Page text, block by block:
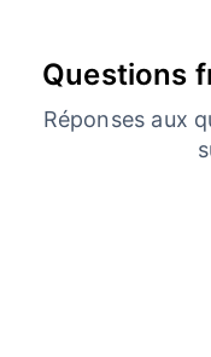
Questions
Réponses aux